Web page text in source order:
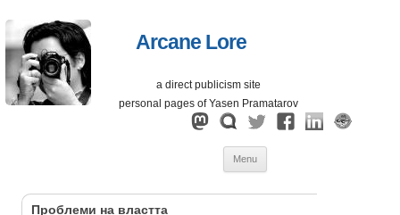
Arcane Lore
a direct publicism site
personal pages of Yasen Pramatarov
Menu
Проблеми на властта